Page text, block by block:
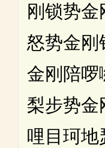
刚锁势金
怒势金刚
金刚陪啰
梨步势金
哩目珂地